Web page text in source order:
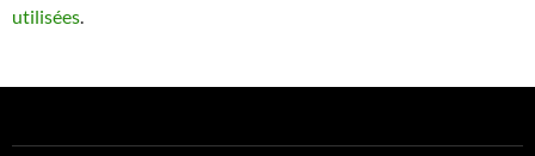
utilisées